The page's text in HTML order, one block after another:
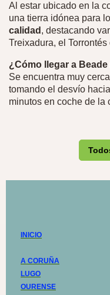
Al estar ubicado en la
una tierra idónea para
calidad , destacando
Treixadura, el
¿Cómo llegar a Beade
Se encuentra muy
tomando el desvío
minutos en coche de la
INICIO
A CORUÑA
LUGO
OURENSE